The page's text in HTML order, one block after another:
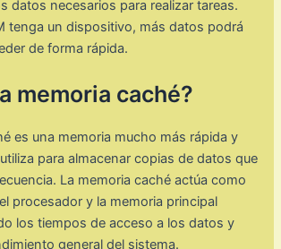
datos necesarios para realizar tareas.
tenga un dispositivo, más datos podrá
de forma rápida.
memoria caché?
es una memoria mucho más rápida y
para almacenar copias de datos que
La memoria caché actúa como
procesador y la memoria principal
los tiempos de acceso a los datos y
general del sistema.